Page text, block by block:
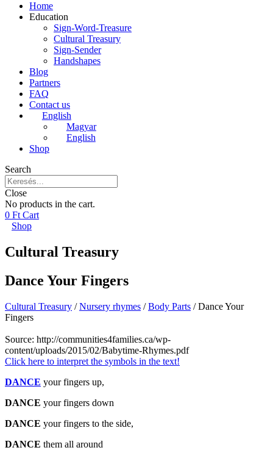
Home
Education
Sign-Word-Treasure
Cultural Treasury
Sign-Sender
Handshapes
Blog
Partners
FAQ
Contact us
English
Magyar
English
Shop
Search
Close
No products in the cart.
0 Ft Cart
Shop
Cultural Treasury
Dance Your Fingers
Cultural Treasury /Nursery rhymes /Body Parts / Dance Your
Fingers
Source: http://communities4families.ca/wp-
content/uploads/2015/02/Babytime-Rhymes.pdf
Click here to interpret the symbols in the text!
DANCE your fingers up,
DANCE your fingers down
DANCE your fingers to the side,
DANCE them all around